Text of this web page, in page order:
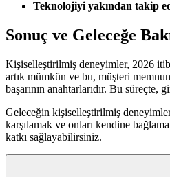
Teknolojiyi yakından takip
Sonuç ve Geleceğe
Kişiselleştirilmiş deneyimler, 2026
artık mümkün ve bu, müşteri
başarının anahtarlarıdır. Bu
Geleceğin kişiselleştirilmiş
karşılamak ve onları kendine
katkı sağlayabilirsiniz.